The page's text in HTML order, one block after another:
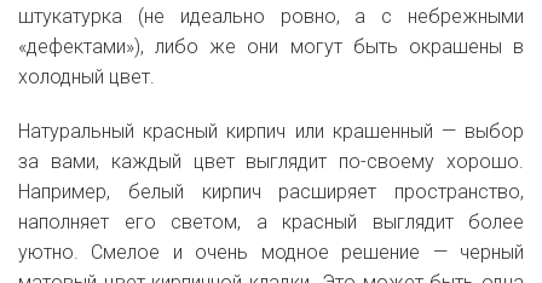
штукатурка (не идеально ровно, а с небрежными
«дефектами»), либо же они могут быть окрашены в
холодный цвет.
Натуральный красный кирпич или крашенный — выбор
за вами, каждый цвет выглядит по-своему хорошо.
Например, белый кирпич расширяет пространство,
наполняет его светом, а красный выглядит более
уютно. Смелое и очень модное решение — черный